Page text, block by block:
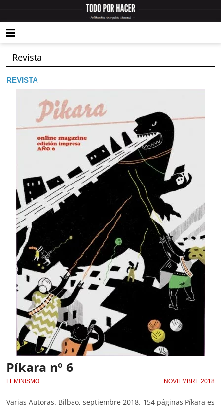
Revista
REVISTA
Píkara nº 6
FEMINISMO NOVIEMBRE 2018
Varias Autoras. Bilbao, septiembre 2018. 154 páginas Píkara es